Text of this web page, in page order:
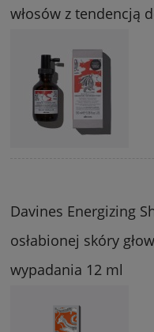
włosów z tendencją
Davines Energizing
osłabionej skóry
wypadania 12 ml